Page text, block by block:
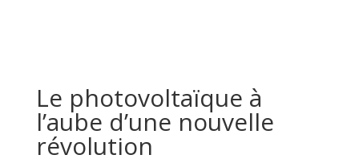
Le photovoltaïque à
l’aube d’une nouvelle
révolution